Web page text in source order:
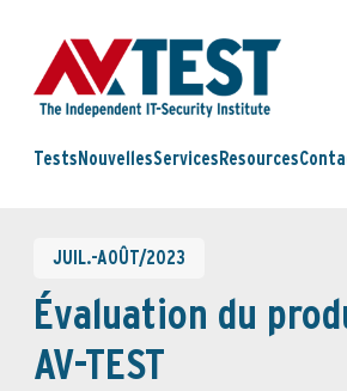
Tests NouvellesServices Resources
JUIL.-AOÛT/2023
Évaluation du
AV-TEST